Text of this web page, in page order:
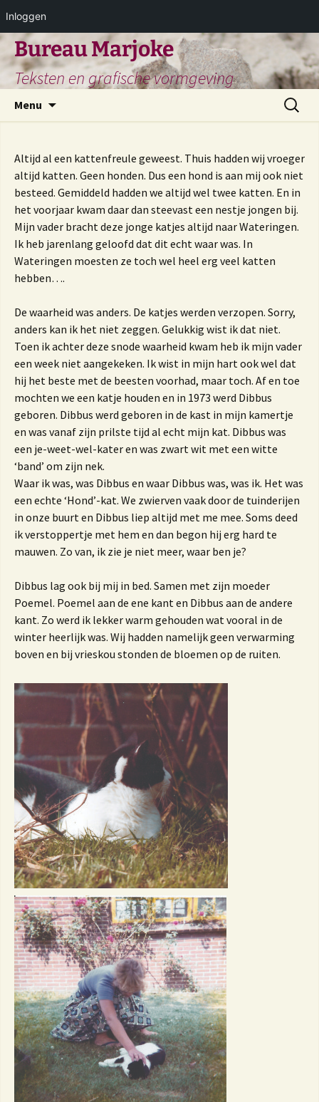
Inloggen
Ga
naar
inhoud
Bureau Marjoke
Teksten en grafische vormgeving
Menu
Zoeken
naar:
Altijd al een kattenfreule geweest. Thuis hadden wij vroeger
altijd katten. Geen honden. Dus een hond is aan mij ook niet
besteed. Gemiddeld hadden we altijd wel twee katten. En in
het voorjaar kwam daar dan steevast een nestje jongen bij.
Mijn vader bracht deze jonge katjes altijd naar Wateringen.
Ik heb jarenlang geloofd dat dit echt waar was. In
Wateringen moesten ze toch wel heel erg veel katten
hebben….
De waarheid was anders. De katjes werden verzopen. Sorry,
anders kan ik het niet zeggen. Gelukkig wist ik dat niet.
Toen ik achter deze snode waarheid kwam heb ik mijn vader
een week niet aangekeken. Ik wist in mijn hart ook wel dat
hij het beste met de beesten voorhad, maar toch. Af en toe
mochten we een katje houden en in 1973 werd Dibbus
geboren. Dibbus werd geboren in de kast in mijn kamertje
en was vanaf zijn prilste tijd al echt mijn kat. Dibbus was
een je-weet-wel-kater en was zwart wit met een witte
‘band’ om zijn nek.
Waar ik was, was Dibbus en waar Dibbus was, was ik. Het was
een echte ‘Hond’-kat. We zwierven vaak door de tuinderijen
in onze buurt en Dibbus liep altijd met me mee. Soms deed
ik verstoppertje met hem en dan begon hij erg hard te
mauwen. Zo van, ik zie je niet meer, waar ben je?
Dibbus lag ook bij mij in bed. Samen met zijn moeder
Poemel. Poemel aan de ene kant en Dibbus aan de andere
kant. Zo werd ik lekker warm gehouden wat vooral in de
winter heerlijk was. Wij hadden namelijk geen verwarming
boven en bij vrieskou stonden de bloemen op de ruiten.